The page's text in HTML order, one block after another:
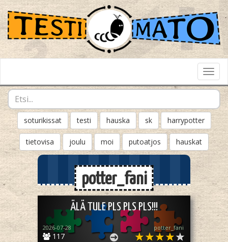
soturikissat testi hauska sk harrypotter
tietovisa joulu moi putoatjos hauskat
potter_fani
ÄLÄ TULE PLS PLS PLS!!!
117
2026-07-28 potter_fani